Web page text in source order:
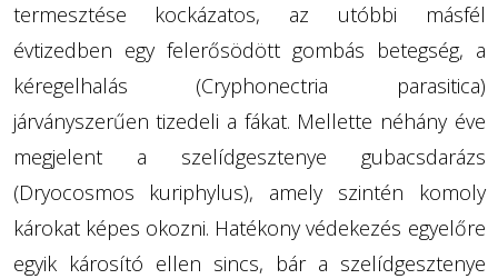
termesztése kockázatos, az utóbbi másfél
évtizedben egy felerősödött gombás betegség, a
kéregelhalás (Cryphonectria parasitica)
járványszerűen tizedeli a fákat. Mellette néhány éve
megjelent a szelídgesztenye gubacsdarázs
(Dryocosmos kuriphylus), amely szintén komoly
károkat képes okozni. Hatékony védekezés egyelőre
egyik károsító ellen sincs, bár a szelídgesztenye